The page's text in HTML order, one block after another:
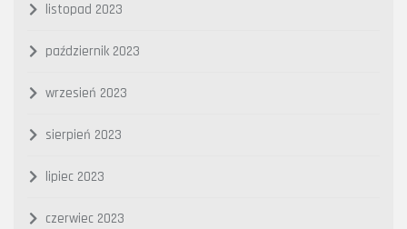
listopad 2023
październik 2023
wrzesień 2023
sierpień 2023
lipiec 2023
czerwiec 2023